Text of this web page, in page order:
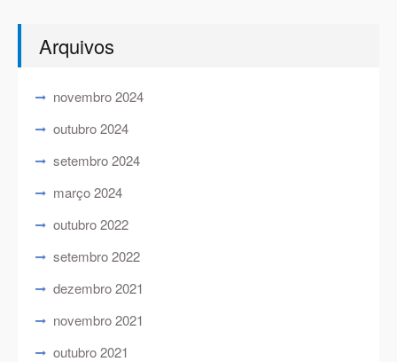
Arquivos
novembro 2024
outubro 2024
setembro 2024
março 2024
outubro 2022
setembro 2022
dezembro 2021
novembro 2021
outubro 2021